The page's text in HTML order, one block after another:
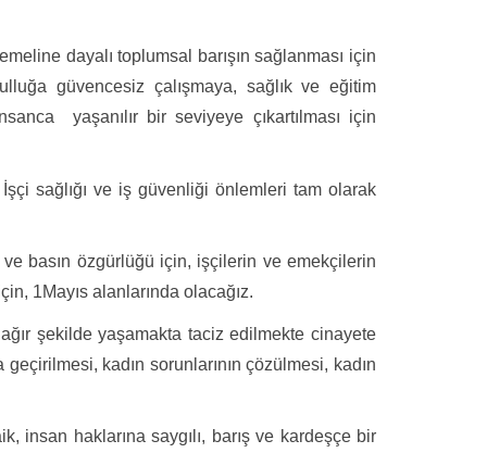
dayalı toplumsal barışın sağlanması için
güvencesiz çalışmaya, sağlık ve eğitim
yaşanılır bir seviyeye çıkartılması için
sağlığı ve iş güvenliği önlemleri tam olarak
basın özgürlüğü için, işçilerin ve emekçilerin
1Mayıs alanlarında olacağız.
ağır şekilde yaşamakta taciz edilmekte cinayete
kadın sorunlarının çözülmesi, kadın
insan haklarına saygılı, barış ve kardeşçe bir